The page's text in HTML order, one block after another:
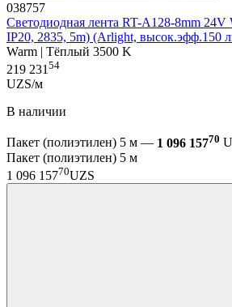
038757
Светодиодная лента RT-A128-8mm 24V
IP20, 2835, 5m) (Arlight, высок.эфф.150
Warm | Тёплый 3500 K
219 23154
UZS/м
В наличии
Пакет (полиэтилен) 5 м — 1 096 15770
Пакет (полиэтилен) 5 м
1 096 15770UZS